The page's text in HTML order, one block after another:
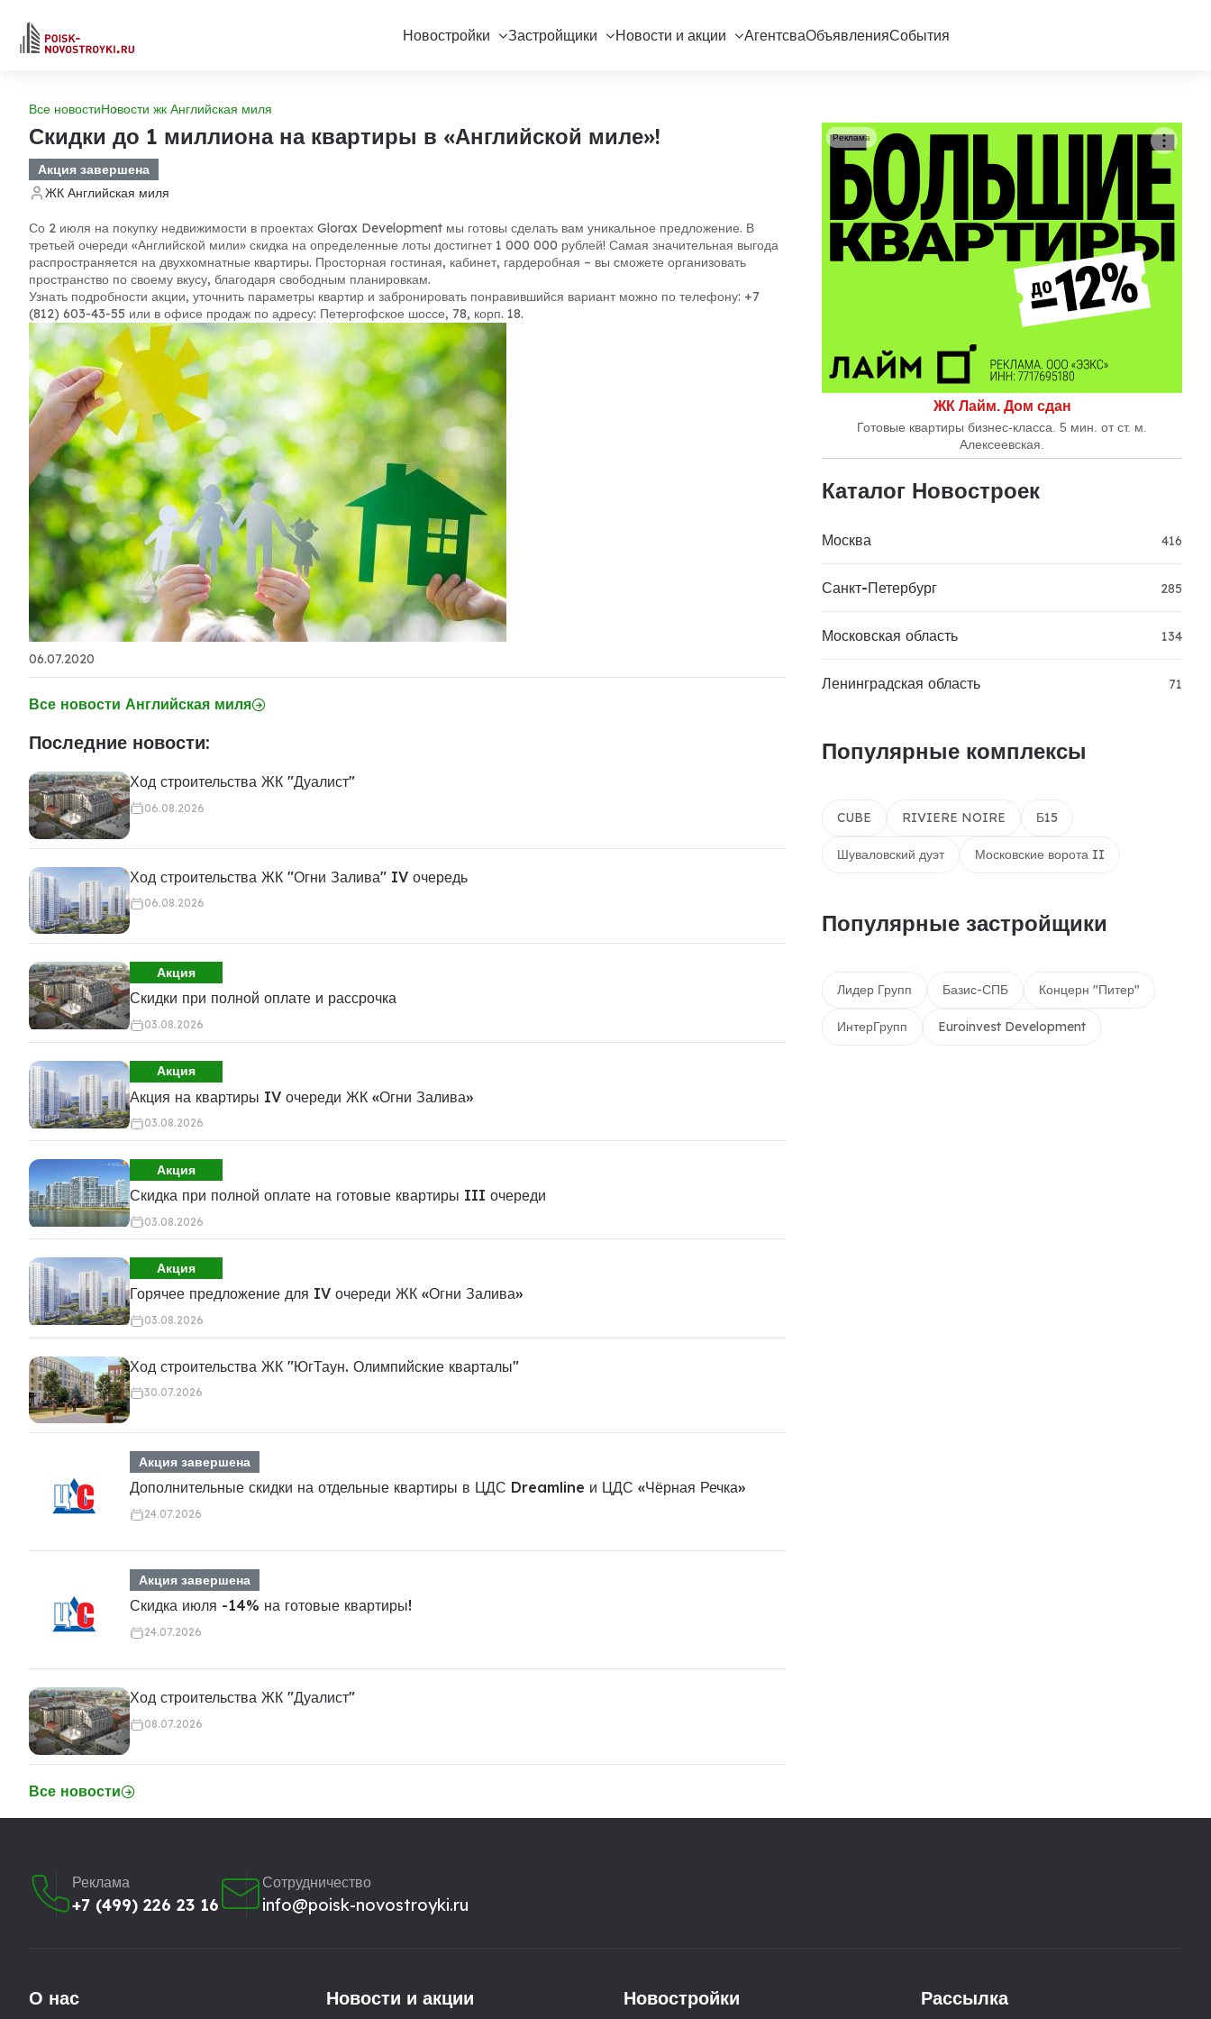
Новостройки Застройщики Новости и акции АгентсваОбъявленияСобытия
Все новостиНовости жк Английская миля
Скидки до 1 миллиона на квартиры в «Английской миле»!
Акция завершена
ЖК Английская миля
Со 2 июля на покупку недвижимости в проектах Glorax Development мы готовы сделать вам уникальное предложение. В
третьей очереди «Английской мили» скидка на определенные лоты достигнет 1 000 000 рублей! Самая значительная выгода
распространяется на двухкомнатные квартиры. Просторная гостиная, кабинет, гардеробная – вы сможете организовать
пространство по своему вкусу, благодаря свободным планировкам.
Узнать подробности акции, уточнить параметры квартир и забронировать понравившийся вариант можно по телефону: +7
(812) 603-43-55 или в офисе продаж по адресу: Петергофское шоссе, 78, корп. 18.
06.07.2020
Все новости Английская миля
Последние новости:
Ход строительства ЖК "Дуалист"
06.08.2026
Ход строительства ЖК "Огни Залива" IV очередь
06.08.2026
Акция
Скидки при полной оплате и рассрочка
03.08.2026
Акция
Акция на квартиры IV очереди ЖК «Огни Залива»
03.08.2026
Акция
Скидка при полной оплате на готовые квартиры III очереди
03.08.2026
Акция
Горячее предложение для IV очереди ЖК «Огни Залива»
03.08.2026
Ход строительства ЖК "ЮгТаун. Олимпийские кварталы"
30.07.2026
Акция завершена
Дополнительные скидки на отдельные квартиры в ЦДС Dreamline и ЦДС «Чёрная Речка»
24.07.2026
Акция завершена
Скидка июля -14% на готовые квартиры!
24.07.2026
Ход строительства ЖК "Дуалист"
08.07.2026
Все новости
ЖК Лайм. Дом сдан
Готовые квартиры бизнес-класса. 5 мин. от ст. м.
Алексеевская.
Реклама
Каталог Новостроек
Москва 416
Санкт-Петербург 285
Московская область 134
Ленинградская область 71
Популярные комплексы
CUBE RIVIERE NOIRE Б15
Шуваловский дуэт Московские ворота II
Популярные застройщики
Лидер Групп Базис-СПБ Концерн "Питер"
ИнтерГрупп Euroinvest Development
Реклама
+7 (499) 226 23 16
Сотрудничество
info@poisk-novostroyki.ru
О нас Новости и акции Новостройки Рассылка